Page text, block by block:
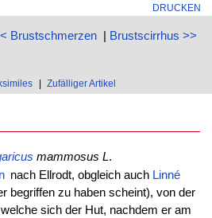
DRUCKEN
Brustschmerzen| Brustscirrhus >>
Zufälliger Artikel
mammosus L.
nach Ellrodt, obgleich auch Linné
begriffen zu haben scheint), von der
sich der Hut, nachdem er am